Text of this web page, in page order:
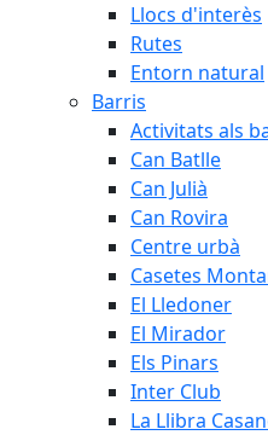
Llocs d'interès
Rutes
Entorn natural
Barris
Activitats als
Can Batlle
Can Julià
Can Rovira
Centre urbà
Casetes
El Lledoner
El Mirador
Els Pinars
Inter Club
La Llibra